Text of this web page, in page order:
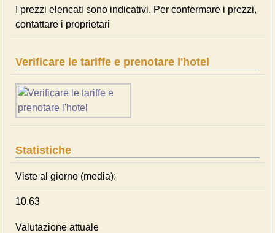
I prezzi elencati sono indicativi. Per confermare i prezzi,
contattare i proprietari
Verificare le tariffe e prenotare l'hotel
Statistiche
Viste al giorno (media):
10.63
Valutazione attuale